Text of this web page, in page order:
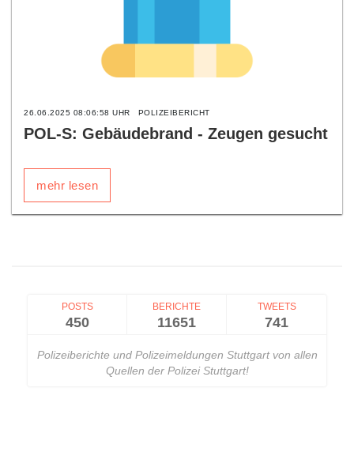
26.06.2025 08:06:58 UHR POLIZEIBERICHT
POL-S: Gebäudebrand - Zeugen gesucht
mehr lesen
POSTS
450
BERICHTE
11651
TWEETS
741
Polizeiberichte und Polizeimeldungen Stuttgart von allen
Quellen der Polizei Stuttgart!